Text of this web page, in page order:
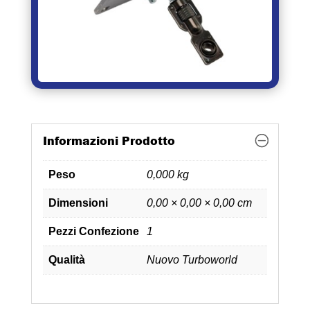
Informazioni Prodotto
Peso 0,000 kg
Dimensioni 0,00 × 0,00 × 0,00 cm
Pezzi Confezione 1
Qualità Nuovo Turboworld